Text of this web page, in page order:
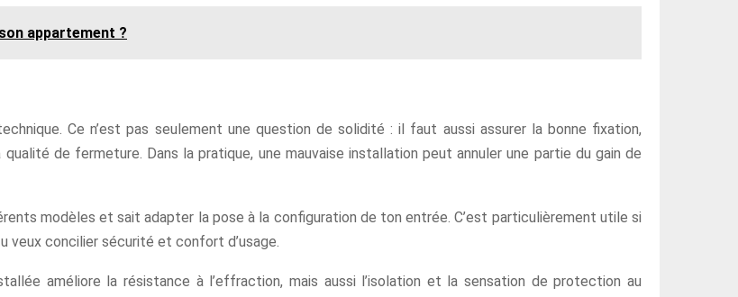
appartement ?
Ce n’est pas seulement une question de solidité : il faut aussi assurer la bonne fixation,
de fermeture. Dans la pratique, une mauvaise installation peut annuler une partie du gain de
modèles et sait adapter la pose à la configuration de ton entrée. C’est particulièrement utile si
veux concilier sécurité et confort d’usage.
améliore la résistance à l’effraction, mais aussi l’isolation et la sensation de protection au